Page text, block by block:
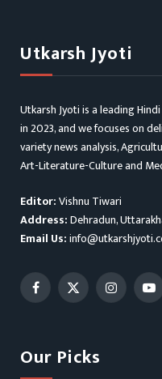
Utkarsh Jyoti
Utkarsh Jyoti is a leading
in 2023, and we focuses on
variety news analysis,
Art-Literature-Culture and
Editor:Vishnu Tiwari
Address:Dehradun,
Email Us:
Facebook
X
Instagram
Our Picks